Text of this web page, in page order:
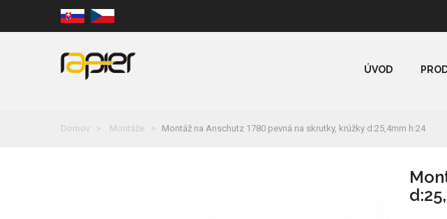
ÚVOD
Domov Montáže Montáž na Anschutz 1780 pevná na skrutky, krúžky d:25,4mm h:24